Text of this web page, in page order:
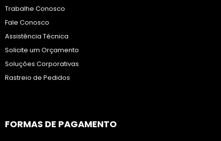
Trabalhe Conosco
Fale Conosco
Assistência Técnica
Solicite um Orçamento
Soluções Corporativas
Rastreio de Pedidos
FORMAS DE PAGAMENTO